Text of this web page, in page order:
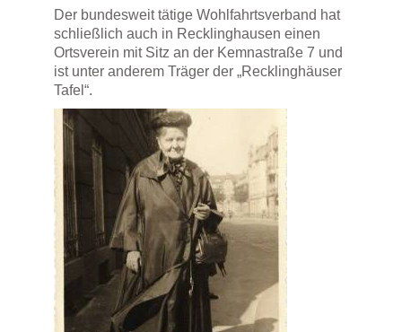
Der bundesweit tätige Wohlfahrtsverband hat
schließlich auch in Recklinghausen einen
Ortsverein mit Sitz an der Kemnastraße 7 und
ist unter anderem Träger der „Recklinghäuser
Tafel“.